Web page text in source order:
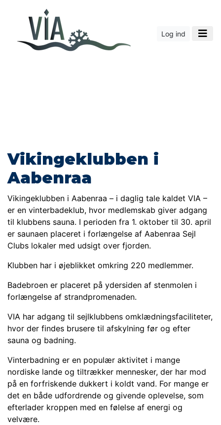
Log ind
Vikingeklubben i
Aabenraa
Vikingeklubben i Aabenraa – i daglig tale kaldet VIA –
er en vinterbadeklub, hvor medlemskab giver adgang
til klubbens sauna. I perioden fra 1. oktober til 30. april
er saunaen placeret i forlængelse af Aabenraa Sejl
Clubs lokaler med udsigt over fjorden.
Klubben har i øjeblikket omkring 220 medlemmer.
Badebroen er placeret på ydersiden af stenmolen i
forlængelse af strandpromenaden.
VIA har adgang til sejlklubbens omklædningsfaciliteter,
hvor der findes brusere til afskylning før og efter
sauna og badning.
Vinterbadning er en populær aktivitet i mange
nordiske lande og tiltrækker mennesker, der har mod
på en forfriskende dukkert i koldt vand. For mange er
det en både udfordrende og givende oplevelse, som
efterlader kroppen med en følelse af energi og
velvære.